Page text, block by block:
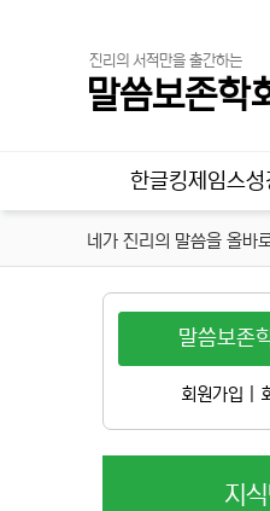
진리의 서적만을 출간하는
말씀보존학
한글킹제임스성
네가 진리의 말씀을 올바
말씀보존
회원가입
지